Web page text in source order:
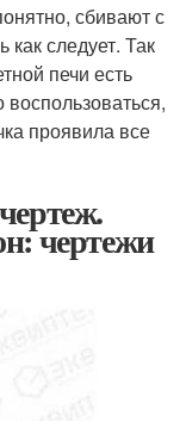
сбивают с
как следует. Так
печи есть
проявила все
чертежи